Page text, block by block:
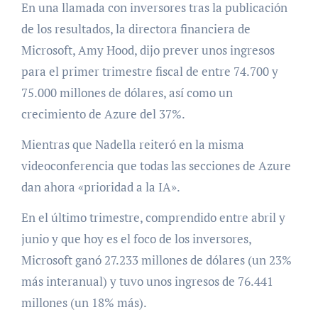
En una llamada con inversores tras la publicación
de los resultados, la directora financiera de
Microsoft, Amy Hood, dijo prever unos ingresos
para el primer trimestre fiscal de entre 74.700 y
75.000 millones de dólares, así como un
crecimiento de Azure del 37%.
Mientras que Nadella reiteró en la misma
videoconferencia que todas las secciones de Azure
dan ahora «prioridad a la IA».
En el último trimestre, comprendido entre abril y
junio y que hoy es el foco de los inversores,
Microsoft ganó 27.233 millones de dólares (un 23%
más interanual) y tuvo unos ingresos de 76.441
millones (un 18% más).